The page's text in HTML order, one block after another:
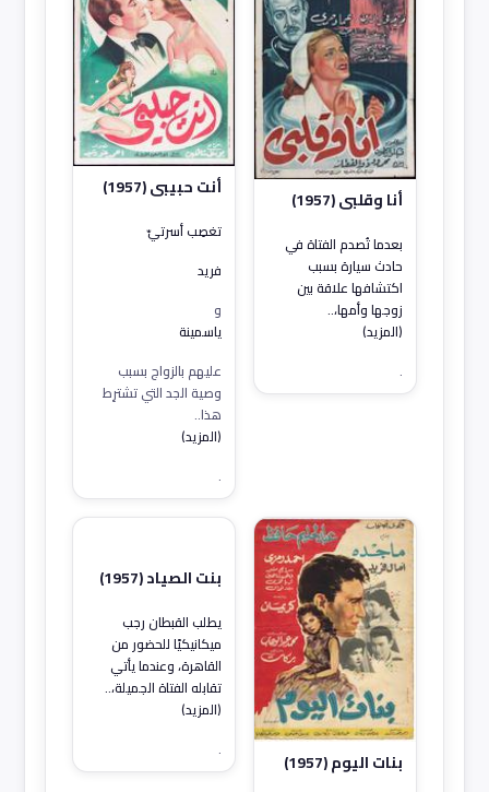
أنا وقلبي (1957)
بعدما تُصدم الفتاة في
حادث سيارة بسبب
اكتشافها علاقة بين
زوجها وأمها،..
(المزيد)
.
أنت حبيبي (1957)
تغصِب أسرتيّ
فريد
و
ياسمينة
عليهم بالزواج بسبب
وصية الجد التي تشترِط
هذا..
(المزيد)
.
بنات اليوم (1957)
بنت الصياد (1957)
يطلب القبطان رجب
ميكانيكيًا للحضور من
القاهرة، وعندما يأتي
تقابله الفتاة الجميلة،..
(المزيد)
.